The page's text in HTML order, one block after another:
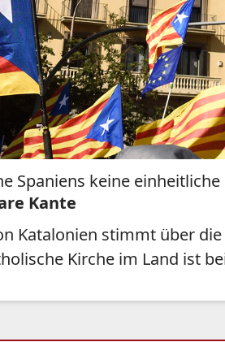
Spaniens keine einheitliche
Kante
Katalonien stimmt über
Kirche im Land ist